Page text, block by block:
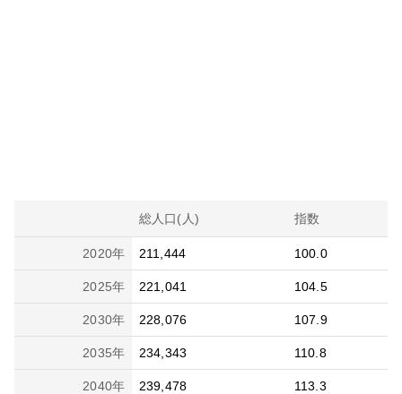
総人口(人) 指数
2020年 211,444 100.0
2025年 221,041 104.5
2030年 228,076 107.9
2035年 234,343 110.8
2040年 239,478 113.3